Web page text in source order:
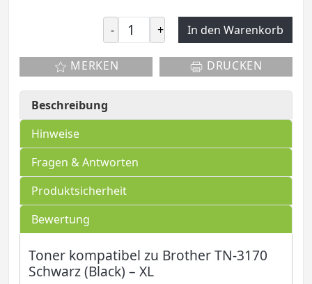
- + In den Warenkorb
MERKEN DRUCKEN
Beschreibung
Hinweise
Fragen & Antworten
Produktsicherheit
Bewertung
Toner kompatibel zu Brother TN-3170
Schwarz (Black) – XL